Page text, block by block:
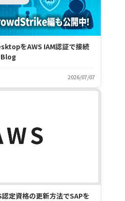
をAWS IAM認証で接続
2026/07/07
認定資格の更新方法でSAPを